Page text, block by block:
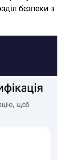
безпеки в